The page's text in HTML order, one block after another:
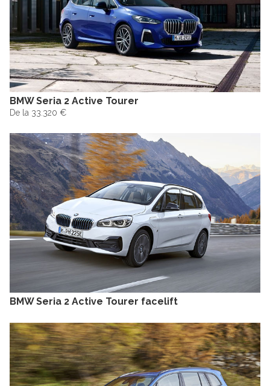
BMW Seria 2 Active Tourer
De la 33.320 €
BMW Seria 2 Active Tourer facelift